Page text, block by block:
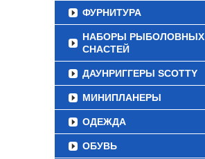
ФУРНИТУРА
НАБОРЫ РЫБОЛОВНЫХ
СНАСТЕЙ
ДАУНРИГГЕРЫ SCOTTY
МИНИПЛАНЕРЫ
ОДЕЖДА
ОБУВЬ